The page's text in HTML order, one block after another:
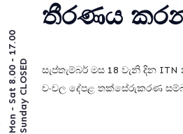
Mon - Sat 8.00 - 17.00Sunday CLOSED
තීරණය කරන
සැප්තැම්බර් මස 18 වැනි දින
චංචල දේපළ තක්සේරුකරණ